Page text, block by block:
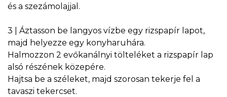
és a szezámolajjal.
3 | Áztasson be langyos vízbe egy rizspapír lapot,
majd helyezze egy konyharuhára.
Halmozzon 2 evőkanálnyi tölteléket a rizspapír lap
alsó részének közepére.
Hajtsa be a széleket, majd szorosan tekerje fel a
tavaszi tekercset.